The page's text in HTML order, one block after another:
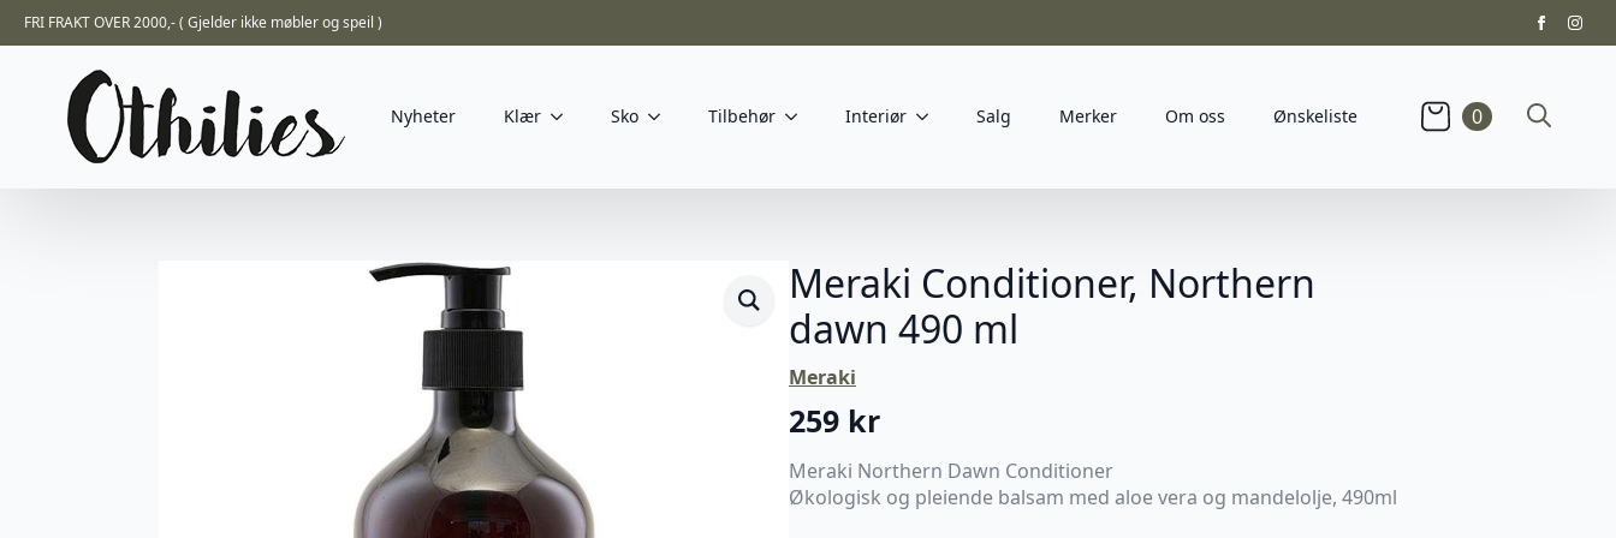
FRI FRAKT OVER 2000,- ( Gjelder ikke møbler og speil )
Nyheter Klær Sko Tilbehør Interiør Salg Merker Om oss Ønskeliste
0
for:
Meraki Conditioner, Northern
dawn 490 ml
Meraki
259 kr
Meraki Northern Dawn Conditioner
Økologisk og pleiende balsam med aloe vera og mandelolje, 490ml